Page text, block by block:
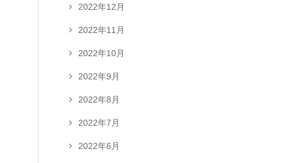
2022年12月
2022年11月
2022年10月
2022年9月
2022年8月
2022年7月
2022年6月